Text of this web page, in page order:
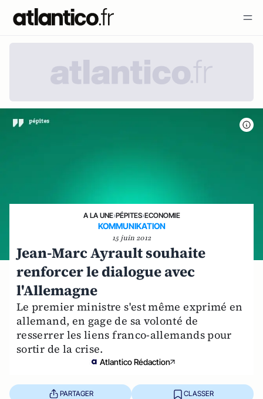
A LA UNE›PÉPITES›ECONOMIE
KOMMUNIKATION
15 juin 2012
Jean-Marc Ayrault souhaite
renforcer le dialogue avec
l'Allemagne
Le premier ministre s'est même exprimé en
allemand, en gage de sa volonté de
resserrer les liens franco-allemands pour
sortir de la crise.
Atlantico Rédaction
PARTAGER CLASSER